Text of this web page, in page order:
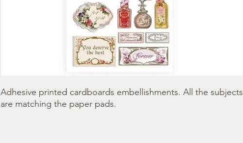
Adhesive printed cardboards embellishments. All the subjects
are matching the paper pads.